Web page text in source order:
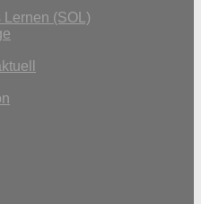
(SOL)